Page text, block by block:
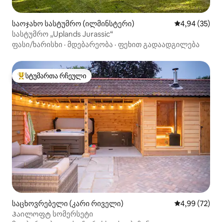
საოჯახო სასტუმრო (ილმინსტერი) საშუალო
4,94 (35)
სასტუმრო „Uplands Jurassic“
ფასი/ხარისხი · მდებარეობა · ფეხით გადაადგილება
სტუმართა რჩეული მოწინავე ვარიანტი
სტუმართა რჩეული
საცხოვრებელი (კარი რიველი) საშუალო
4,99 (72)
Ჰაილოფტ სომერსეტი